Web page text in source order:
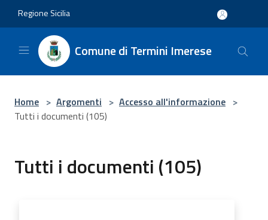
Regione Sicilia
Comune di Termini Imerese
Home > Argomenti > Accesso all'informazione >
Tutti i documenti (105)
Tutti i documenti (105)